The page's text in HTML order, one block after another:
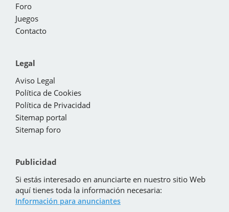
Foro
Juegos
Contacto
Legal
Aviso Legal
Política de Cookies
Política de Privacidad
Sitemap portal
Sitemap foro
Publicidad
Si estás interesado en anunciarte en nuestro sitio Web
aquí tienes toda la información necesaria:
Información para anunciantes